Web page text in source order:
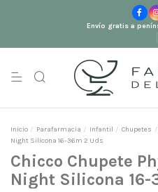
Envío gratis a
Inicio Parafarmacia Infantil Chupetes
Night Silicona 16-36m 2 Uds
Chicco Chupete
Night Silicona 16-